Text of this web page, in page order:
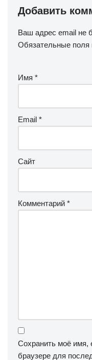
Добавить
Ваш адрес email не
Обязательные поля
Имя *
Email *
Сайт
Комментарий *
Сохранить моё имя,
браузере для